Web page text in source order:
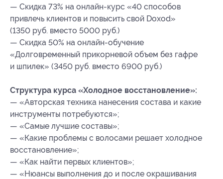
— Скидка 73% на онлайн-курс «40 способов
привлечь клиентов и повысить свой Doxod»
(1350 руб. вместо 5000 руб.)
— Скидка 50% на онлайн-обучение
«Долговременный прикорневой объем без гафре
и шпилек» (3450 руб. вместо 6900 руб.)
Структура курса «Холодное восстановление»:
— «Авторская техника нанесения состава и какие
инструменты потребуются»;
— «Самые лучшие составы»;
— «Какие проблемы с волосами решает холодное
восстановление»;
— «Как найти первых клиентов»;
— «Нюансы выполнения до и после окрашивания